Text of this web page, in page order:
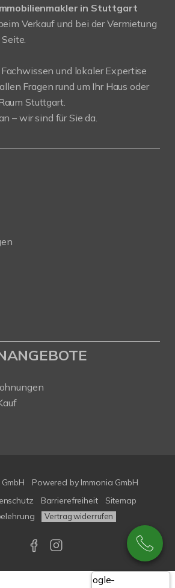
in Stuttgart
Verkauf und bei der Vermietung
und lokaler Expertise
Fragen rund um Ihr Haus oder
Stuttgart.
– wir sind für Sie da.
Powered by Immonia GmbH
Barrierefreiheit
Sitemap
Vertrag widerrufen
Google-